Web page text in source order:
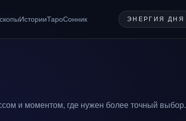
ИсторииТароСонник ЭНЕРГИЯ ДНЯ
и моментом, где нужен более точный выбор.